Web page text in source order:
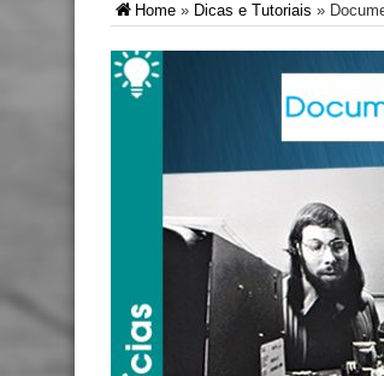
Home » Dicas e Tutoriais »